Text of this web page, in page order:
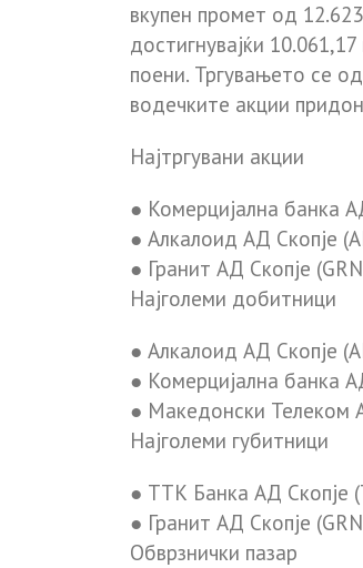
вкупен промет од
достигнувајќи 10.061,17
поени. Тргувањето се
водечките акции
Најтргувани акции
● Комерцијална банка
● Алкалоид АД Скопје
● Гранит АД Скопје
Најголеми добитници
● Алкалоид АД Скопје
● Комерцијална банка
● Македонски Телеком
Најголеми губитници
● ТТК Банка АД Скопје
● Гранит АД Скопје
Обврзнички пазар